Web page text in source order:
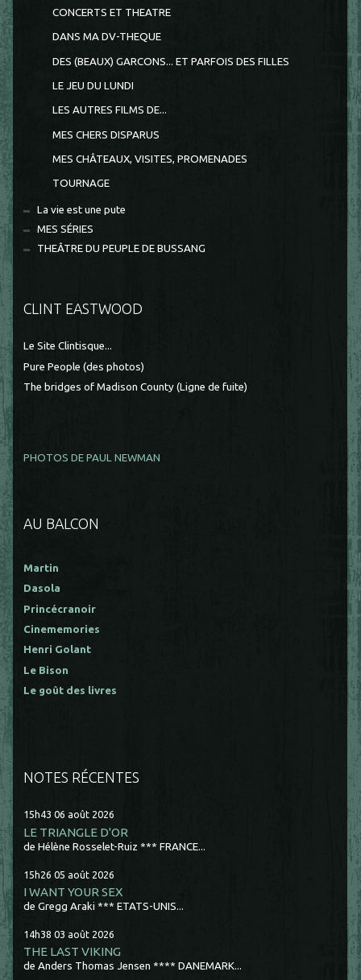
CONCERTS ET THEATRE
DANS MA DV-THEQUE
DES (BEAUX) GARCONS... ET PARFOIS DES FILLES
LE JEU DU LUNDI
LES AUTRES FILMS DE...
MES CHERS DISPARUS
MES CHÂTEAUX, VISITES, PROMENADES
TOURNAGE
La vie est une pute
MES SÉRIES
THEÂTRE DU PEUPLE DE BUSSANG
CLINT EASTWOOD
Le Site Clintisque...
Pure People (des photos)
The bridges of Madison County (Ligne de fuite)
PHOTOS DE PAUL NEWMAN
AU BALCON
Martin
Dasola
Princécranoir
Cinememories
Henri Golant
Le Bison
Le goût des livres
NOTES RÉCENTES
15h43 06 août 2026
LE TRIANGLE D'OR
de Hélène Rosselet-Ruiz *** FRANCE...
15h26 05 août 2026
I WANT YOUR SEX
de Gregg Araki *** ETATS-UNIS...
14h38 03 août 2026
THE LAST VIKING
de Anders Thomas Jensen **** DANEMARK...